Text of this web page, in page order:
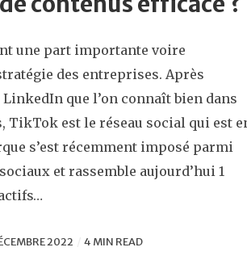
une part importante voire
des entreprises. Après
que l’on connaît bien dans
TikTok est le réseau social qui est
s’est récemment imposé parmi
et rassemble aujourd’hui 1
2022 4 MIN READ